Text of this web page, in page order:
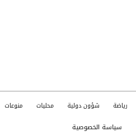
رياضة شؤون دولية محليات منوعات
سياسة الخصوصية